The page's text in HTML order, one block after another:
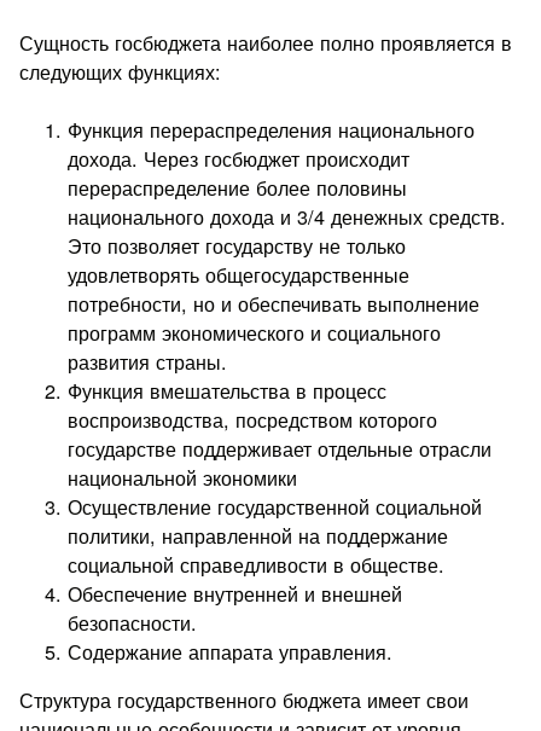
Сущность госбюджета наиболее полно проявляется в
следующих функциях:
Функция перераспределения национального
дохода. Через госбюджет происходит
перераспределение более половины
национального дохода и 3/4 денежных средств.
Это позволяет государству не только
удовлетворять общегосударственные
потребности, но и обеспечивать выполнение
программ экономического и социального
развития страны.
Функция вмешательства в процесс
воспроизводства, посредством которого
государстве поддерживает отдельные отрасли
национальной экономики
Осуществление государственной социальной
политики, направленной на поддержание
социальной справедливости в обществе.
Обеспечение внутренней и внешней
безопасности.
Содержание аппарата управления.
Структура государственного бюджета имеет свои